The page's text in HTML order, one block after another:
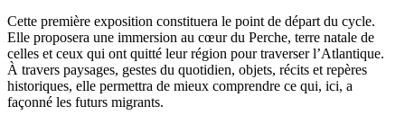
Cette première exposition constituera le point de départ du cycle.
Elle proposera une immersion au cœur du Perche, terre natale de
celles et ceux qui ont quitté leur région pour traverser l’Atlantique.
À travers paysages, gestes du quotidien, objets, récits et repères
historiques, elle permettra de mieux comprendre ce qui, ici, a
façonné les futurs migrants.